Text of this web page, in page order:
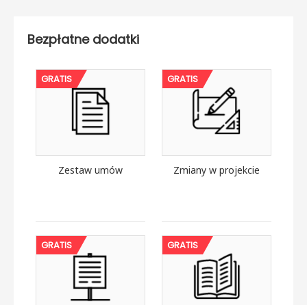
Bezpłatne dodatki
GRATIS
Zestaw umów
GRATIS
Zmiany w projekcie
GRATIS GRATIS